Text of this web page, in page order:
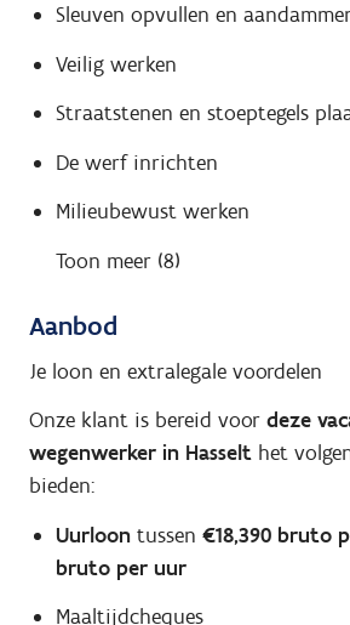
Sleuven opvullen en
Veilig werken
Straatstenen en stoeptegels
De werf inrichten
Milieubewust werken
Toon meer (8)
Aanbod
Je loon en extralegale voordelen
Onze klant is bereid voor deze
wegenwerker in Hasselt het
bieden:
Uurloontussen €18,390 bruto
bruto per uur
Maaltijdcheques